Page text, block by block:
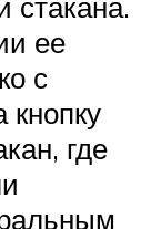
ее
с
кнопку
где